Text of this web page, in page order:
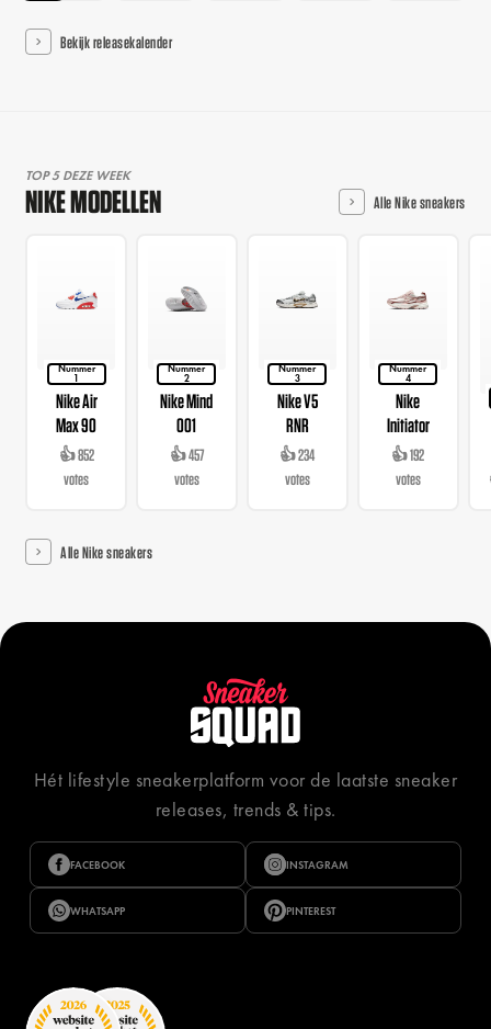
Bekijk releasekalender
TOP 5 DEZE WEEK
NIKE MODELLEN Alle Nike sneakers
Nummer
1
Nike Air
Max 90
👍 852
votes
Nummer
2
Nike Mind
001
👍 457
votes
Nummer
3
Nike V5
RNR
👍 234
votes
Nummer
4
Nike
Initiator
👍 192
votes
Alle Nike sneakers
Hét lifestyle sneakerplatform voor de laatste sneaker
releases, trends & tips.
FACEBOOK INSTAGRAM
WHATSAPP PINTEREST